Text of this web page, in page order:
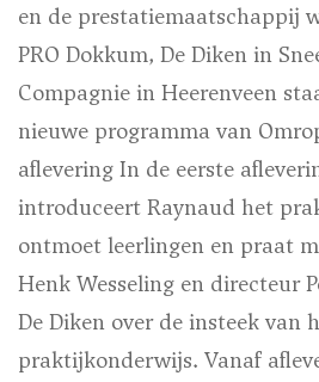
en de prestatiemaatschappij
PRO Dokkum, De Diken in
Compagnie in Heerenveen
nieuwe programma van
aflevering In de eerste
introduceert Raynaud het
ontmoet leerlingen en praat
Henk Wesseling en directeur
De Diken over de insteek van
praktijkonderwijs. Vanaf